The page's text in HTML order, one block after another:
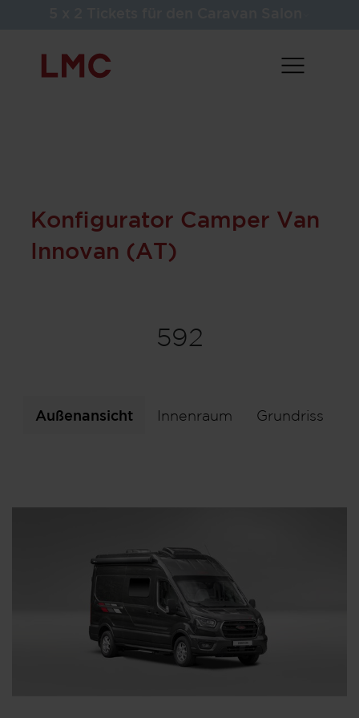
Konfigurator Camper Van
Innovan (AT)
592
Außenansicht Innenraum Grundriss